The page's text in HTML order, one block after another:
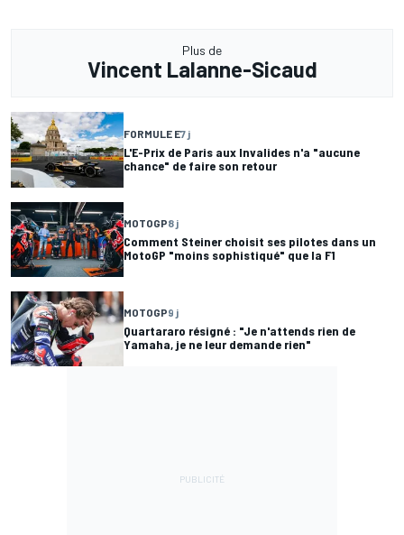
Plus de
Vincent Lalanne-Sicaud
FORMULE E7 j
L'E-Prix de Paris aux Invalides n'a "aucune
chance" de faire son retour
MOTOGP8 j
Comment Steiner choisit ses pilotes dans un
MotoGP "moins sophistiqué" que la F1
MOTOGP9 j
Quartararo résigné : "Je n'attends rien de
Yamaha, je ne leur demande rien"